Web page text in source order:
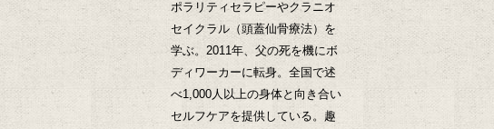
ポラリティセラピーやクラニオ
セイクラル（頭蓋仙骨療法）を
学ぶ。2011年、父の死を機にボ
ディワーカーに転身。全国で述
べ1,000人以上の身体と向き合い
セルフケアを提供している。趣